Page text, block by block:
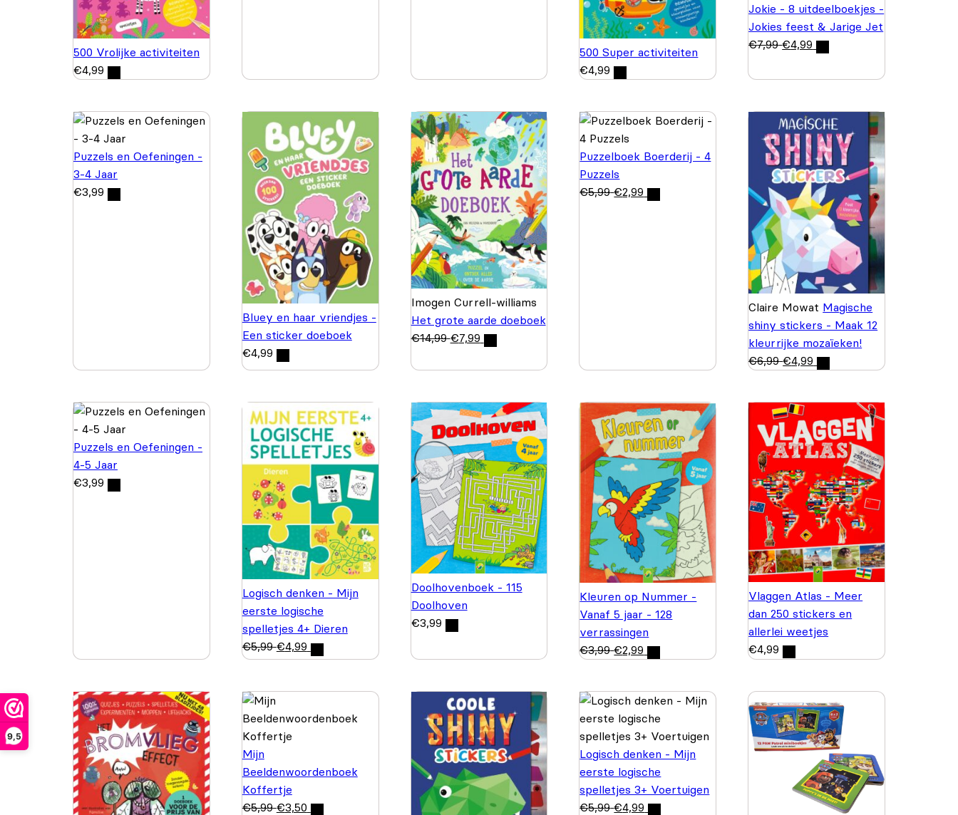
9,5
500 Vrolijke activiteiten
€4,99
500 Super activiteiten
€4,99
Jokie - 8 uitdeelboekjes -
Jokies feest & Jarige Jet
€7,99 €4,99
Puzzels en Oefeningen -
3-4 Jaar
€3,99
Bluey en haar vriendjes -
Een sticker doeboek
€4,99
Imogen Currell-williams
Het grote aarde doeboek
€14,99 €7,99
Puzzelboek Boerderij - 4
Puzzels
€5,99 €2,99
Claire Mowat Magische
shiny stickers - Maak 12
kleurrijke mozaïeken!
€6,99 €4,99
Puzzels en Oefeningen -
4-5 Jaar
€3,99
Logisch denken - Mijn
eerste logische
spelletjes 4+ Dieren
€5,99 €4,99
Doolhovenboek - 115
Doolhoven
€3,99
Kleuren op Nummer -
Vanaf 5 jaar - 128
verrassingen
€3,99 €2,99
Vlaggen Atlas - Meer
dan 250 stickers en
allerlei weetjes
€4,99
Mijn
Beeldenwoordenboek
Koffertje
€5,99 €3,50
Logisch denken - Mijn
eerste logische
spelletjes 3+ Voertuigen
€5,99 €4,99